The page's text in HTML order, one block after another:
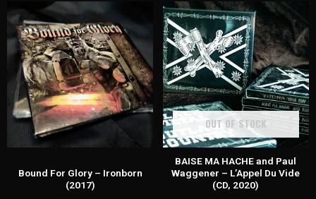
Bound For Glory – Ironborn
(2017)
OUT OF STOCK
BAISE MA HACHE and Paul
Waggener – L’Appel Du Vide
(CD, 2020)